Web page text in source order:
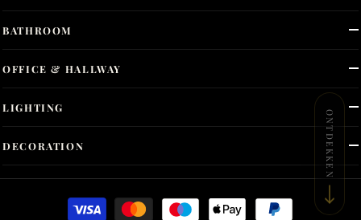
BATHROOM
OFFICE & HALLWAY
LIGHTING
DECORATION ONTDEKKEN